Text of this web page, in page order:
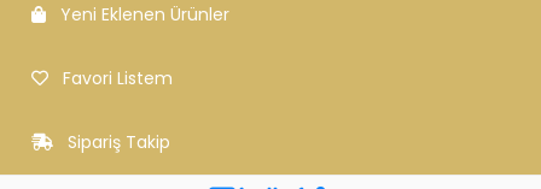
Yeni Eklenen Ürünler
Favori Listem
Sipariş Takip